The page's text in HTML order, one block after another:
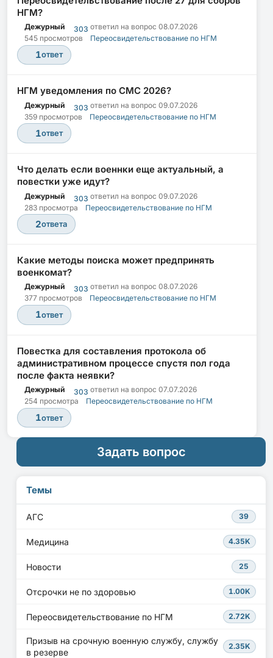
НГМ?
Дежурный 303 ответил на вопрос 08.07.2026
545 просмотров
Переосвидетельствование по НГМ
1ответ
НГМ уведомления по СМС 2026?
Дежурный 303 ответил на вопрос 09.07.2026
359 просмотров
Переосвидетельствование по НГМ
1ответ
Что делать если военнки еще актуальный, а
повестки уже идут?
Дежурный 303 ответил на вопрос 09.07.2026
283 просмотра
Переосвидетельствование по НГМ
2ответа
Какие методы поиска может предпринять
военкомат?
Дежурный 303 ответил на вопрос 08.07.2026
377 просмотров
Переосвидетельствование по НГМ
1ответ
Повестка для составления протокола об
административном процессе спустя пол года
после факта неявки?
Дежурный 303 ответил на вопрос 07.07.2026
254 просмотра
Переосвидетельствование по НГМ
1ответ
Задать вопрос
Темы
АГС 39
Медицина 4.35K
Новости 25
Отсрочки не по здоровью 1.00K
Переосвидетельствование по НГМ 2.72K
Призыв на срочную военную службу, службу
в резерве
2.35K